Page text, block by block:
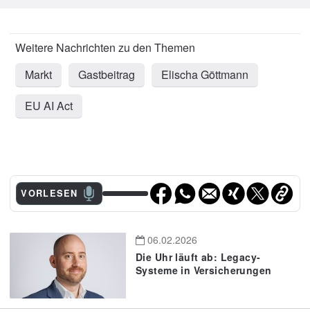
Markt Gastbeitrag
Elischa Göttmann
EU AI Act
VORLESEN
06.02.2026
Die Uhr läuft ab: Legacy-
Systeme in Versicherungen